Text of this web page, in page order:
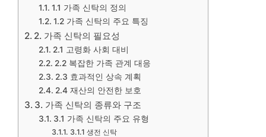
1.1 가족 신탁의 정의
1.2 가족 신탁의 주요 특징
2. 가족 신탁의 필요성
2.1 고령화 사회 대비
2.2 복잡한 가족 관계 대응
2.3 효과적인 상속 계획
2.4 재산의 안전한 보호
3. 가족 신탁의 종류와 구조
3.1 가족 신탁의 주요 유형
3.1.1 생전 신탁